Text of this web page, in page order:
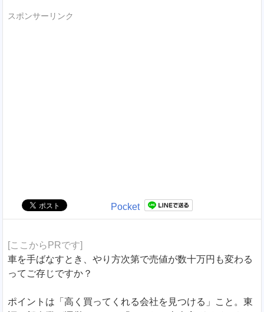
スポンサーリンク
Pocket
[ここからPRです]
車を手ばなすとき、やり方次第で売値が数十万円も変わる
ってご存じですか？
ポイントは「高く買ってくれる会社を見つける」こと。東